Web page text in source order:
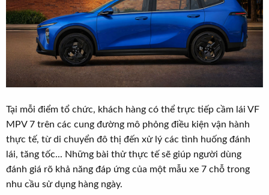
Tại mỗi điểm tổ chức, khách hàng có thể trực tiếp cầm lái VF
MPV 7 trên các cung đường mô phỏng điều kiện vận hành
thực tế, từ di chuyển đô thị đến xử lý các tình huống đánh
lái, tăng tốc... Những bài thử thực tế sẽ giúp người dùng
đánh giá rõ khả năng đáp ứng của một mẫu xe 7 chỗ trong
nhu cầu sử dụng hàng ngày.